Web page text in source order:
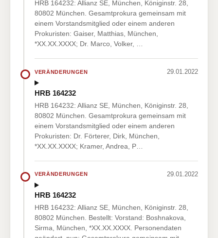
HRB 164232: Allianz SE, München, Königinstr. 28,
80802 München. Gesamtprokura gemeinsam mit
einem Vorstandsmitglied oder einem anderen
Prokuristen: Gaiser, Matthias, München,
*XX.XX.XXXX; Dr. Marco, Volker, …
VERÄNDERUNGEN 29.01.2022
HRB 164232
HRB 164232: Allianz SE, München, Königinstr. 28,
80802 München. Gesamtprokura gemeinsam mit
einem Vorstandsmitglied oder einem anderen
Prokuristen: Dr. Förterer, Dirk, München,
*XX.XX.XXXX; Kramer, Andrea, P…
VERÄNDERUNGEN 29.01.2022
HRB 164232
HRB 164232: Allianz SE, München, Königinstr. 28,
80802 München. Bestellt: Vorstand: Boshnakova,
Sirma, München, *XX.XX.XXXX. Personendaten